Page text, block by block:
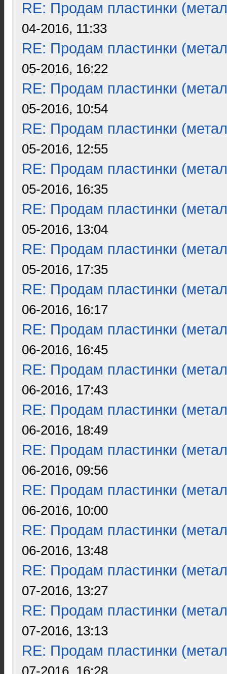
RE: Продам пластинки
04-2016, 11:33
RE: Продам пластинки
05-2016, 16:22
RE: Продам пластинки
05-2016, 10:54
RE: Продам пластинки
05-2016, 12:55
RE: Продам пластинки
05-2016, 16:35
RE: Продам пластинки
05-2016, 13:04
RE: Продам пластинки
05-2016, 17:35
RE: Продам пластинки
06-2016, 16:17
RE: Продам пластинки
06-2016, 16:45
RE: Продам пластинки
06-2016, 17:43
RE: Продам пластинки
06-2016, 18:49
RE: Продам пластинки
06-2016, 09:56
RE: Продам пластинки
06-2016, 10:00
RE: Продам пластинки
06-2016, 13:48
RE: Продам пластинки
07-2016, 13:27
RE: Продам пластинки
07-2016, 13:13
RE: Продам пластинки
07-2016, 16:28